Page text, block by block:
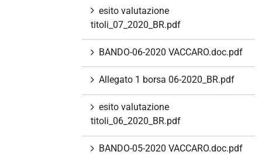
esito valutazione
titoli_07_2020_BR.pdf
BANDO-06-2020 VACCARO.doc.pdf
Allegato 1 borsa 06-2020_BR.pdf
esito valutazione
titoli_06_2020_BR.pdf
BANDO-05-2020 VACCARO.doc.pdf